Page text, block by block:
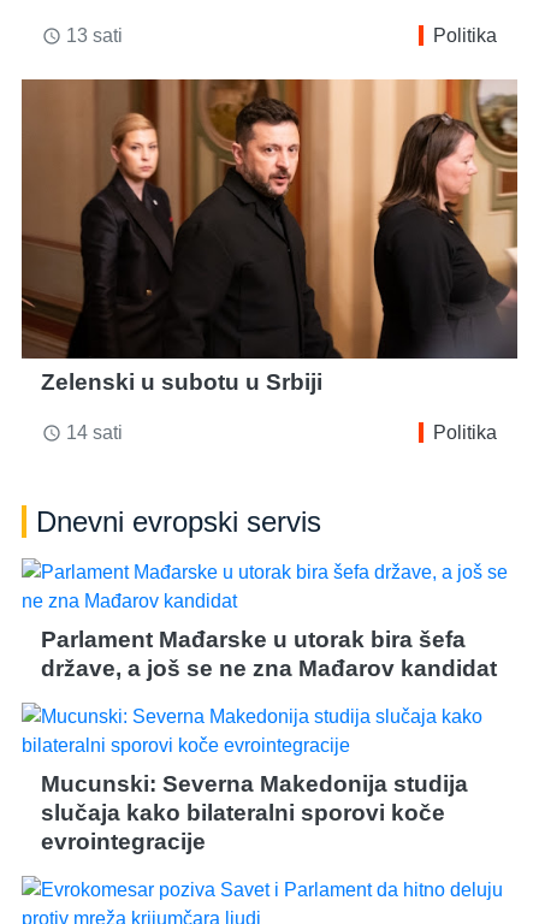
access_time 13 sati Politika
Zelenski u subotu u Srbiji
access_time 14 sati Politika
Dnevni evropski servis
Parlament Mađarske u utorak bira šefa
države, a još se ne zna Mađarov kandidat
Mucunski: Severna Makedonija studija
slučaja kako bilateralni sporovi koče
evrointegracije